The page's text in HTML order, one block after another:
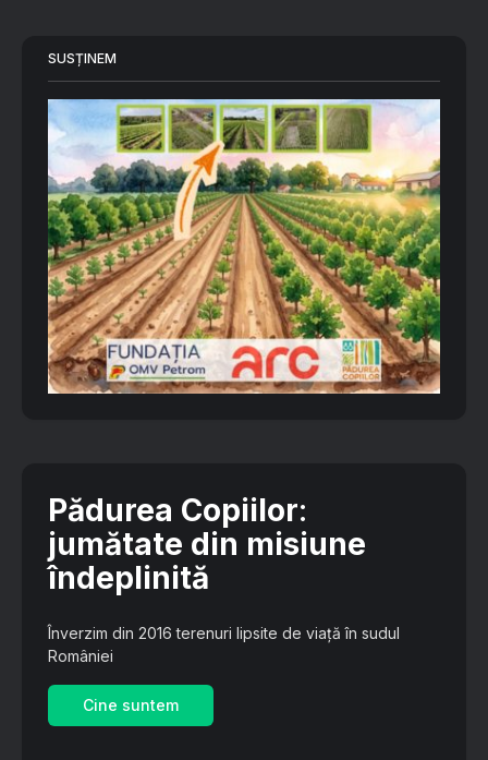
SUSȚINEM
Pădurea Copiilor:
jumătate din misiune
îndeplinită
Înverzim din 2016 terenuri lipsite de viață în sudul
României
Cine suntem